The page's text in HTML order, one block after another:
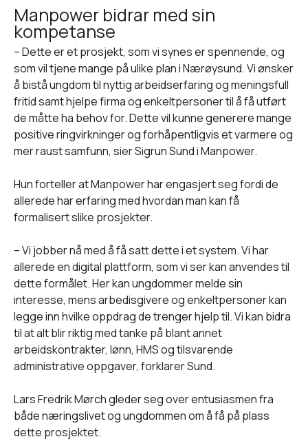
Manpower bidrar med sin
kompetanse
– Dette er et prosjekt, som vi synes er spennende, og
som vil tjene mange på ulike plan i Nærøysund. Vi ønsker
å bistå ungdom til nyttig arbeidserfaring og meningsfull
fritid samt hjelpe firma og enkeltpersoner til å få utført
de måtte ha behov for. Dette vil kunne generere mange
positive ringvirkninger og forhåpentligvis et varmere og
mer raust samfunn, sier Sigrun Sund i Manpower.
Hun forteller at Manpower har engasjert seg fordi de
allerede har erfaring med hvordan man kan få
formalisert slike prosjekter.
– Vi jobber nå med å få satt dette i et system. Vi har
allerede en digital plattform, som vi ser kan anvendes til
dette formålet. Her kan ungdommer melde sin
interesse, mens arbedisgivere og enkeltpersoner kan
legge inn hvilke oppdrag de trenger hjelp til. Vi kan bidra
til at alt blir riktig med tanke på blant annet
arbeidskontrakter, lønn, HMS og tilsvarende
administrative oppgaver, forklarer Sund.
Lars Fredrik Mørch gleder seg over entusiasmen fra
både næringslivet og ungdommen om å få på plass
dette prosjektet.